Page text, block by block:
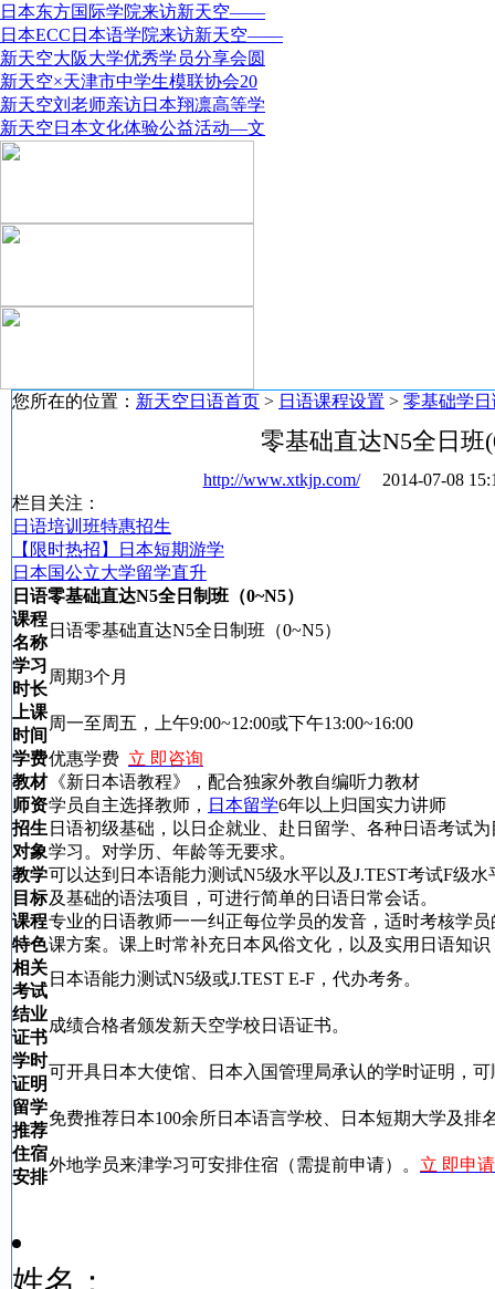
日本东方国际学院来访新天空——
日本ECC日本语学院来访新天空——
新天空大阪大学优秀学员分享会圆
新天空×天津市中学生模联协会20
新天空刘老师亲访日本翔凛高等学
新天空日本文化体验公益活动—文
您所在的位置： 新天空日语首页 > 日语课程设置 > 零基础学日
零基础直达N5全日班
http://www.xtkjp.com/2014-07-08
栏目关注：
日语培训班特惠招生
【限时热招】日本短期游学
日本国公立大学留学直升
日语零基础直达N5全日制班（0~N5）
课程
名称
日语零基础直达N5全日制班（0~N5）
学习
时长
周期3个月
上课
时间
周一至周五，上午9:00~12:00或下午13:00~16:00
学费优惠学费 立 即咨询
教材 《新日本语教程》，配合独家外教自编听力教材
师资学员自主选择教师， 日本留学6年以上归国实力讲师
招生
对象
日语初级基础，以日企就业、赴日留学、各种日语考试
学习。对学历、年龄等无要求。
教学
目标
可以达到日本语能力测试N5级水平以及J.TEST考试F级
及基础的语法项目，可进行简单的日语日常会话。
课程
特色
专业的日语教师一一纠正每位学员的发音，适时考核学
课方案。课上时常补充日本风俗文化，以及实用日语知
相关
考试
日本语能力测试N5级或J.TEST E-F，代办考务。
结业
证书
成绩合格者颁发新天空学校日语证书。
学时
证明
可开具日本大使馆、日本入国管理局承认的学时证明，
留学
推荐
免费推荐日本100余所日本语言学校、日本短期大学及排
住宿
安排
外地学员来津学习可安排住宿（需提前申请）。 立 即申请
姓名：